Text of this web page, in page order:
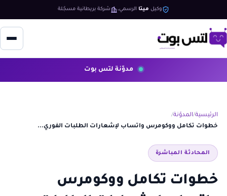
وكيل ميتا الرسمي شركة بريطانية مسجّلة
مدوّنة لتس بوت
الرئيسية المدوّنة
خطوات تكامل ووكومرس واتساب لإشعارات الطلبات الفوري...
المحادثة المباشرة
خطوات تكامل ووكومرس